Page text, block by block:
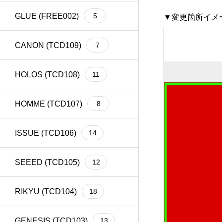
GLUE (FREE002) 5
CANON (TCD109) 7
HOLOS (TCD108) 11
HOMME (TCD107) 8
ISSUE (TCD106) 14
SEEED (TCD105) 12
RIKYU (TCD104) 18
▼変更箇所イメ